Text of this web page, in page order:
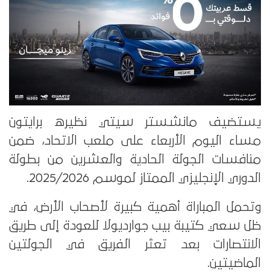
يستضيف مانشستر سيتي نظيره برايتون
مساء اليوم الأربعاء على ملعب الاتحاد، ضمن
منافسات الجولة الحادية والعشرين من بطولة
الدوري الإنجليزي الممتاز لموسم 2025/2026.
وتحمل المباراة أهمية كبيرة لأصحاب الأرض، في
ظل سعي كتيبة بيب جوارديولا للعودة إلى طريق
الانتصارات بعد تعثر الفريق في الجولتين
الماضيتين.